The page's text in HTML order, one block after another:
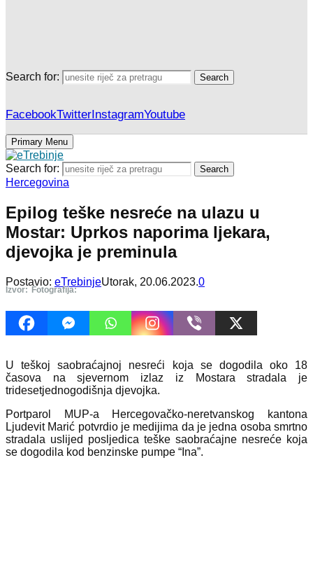
Search for: Search
FacebookTwitterInstagramYoutube
Primary Menu
Search for: Search
Hercegovina
Epilog teške nesreće na ulazu u
Mostar: Uprkos naporima ljekara,
djevojka je preminula
Postavio: eTrebinjeUtorak, 20.06.2023.0
Izvor: Fotografija:
U teškoj saobraćajnoj nesreći koja se dogodila oko 18
časova na sjevernom izlaz iz Mostara stradala je
tridesetjednogodišnja djevojka.
Portparol MUP-a Hercegovačko-neretvanskog kantona
Ljudevit Marić potvrdio je medijima da je jedna osoba smrtno
stradala uslijed posljedica teške saobraćajne nesreće koja
se dogodila kod benzinske pumpe “Ina”.